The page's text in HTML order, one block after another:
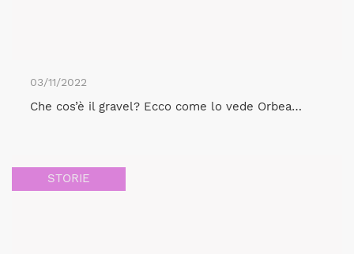
03/11/2022
Che cos’è il gravel? Ecco come lo vede Orbea…
STORIE